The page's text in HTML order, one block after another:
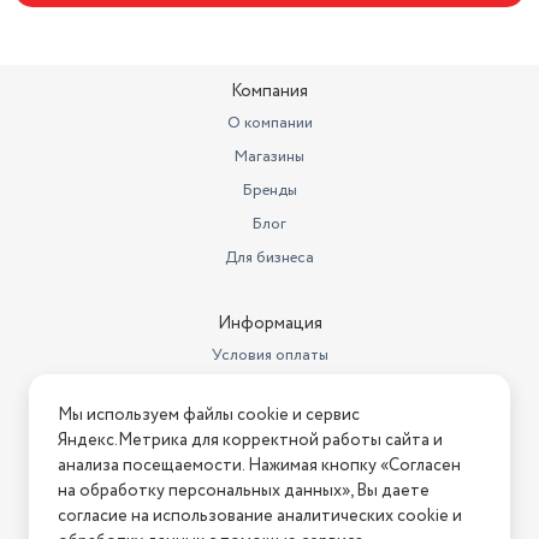
Компания
О компании
Магазины
Бренды
Блог
Для бизнеса
Информация
Условия оплаты
Условия возврата
Нашли ошибку на сайте? Напишите нам
2026 © Интернет-магазин "АстМаркет". У нас есть всё!
Мы используем файлы cookie и сервис
Яндекс.Метрика для корректной работы сайта и
анализа посещаемости. Нажимая кнопку «Согласен
на обработку персональных данных», Вы даете
согласие на использование аналитических cookie и